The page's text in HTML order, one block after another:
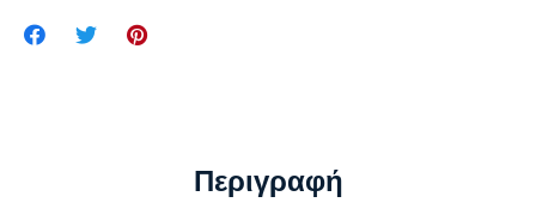
Περιγραφή